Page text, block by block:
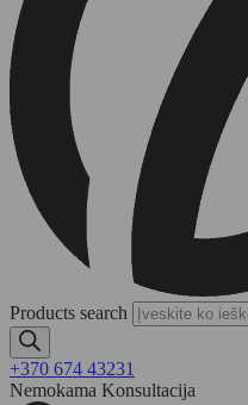
Products search
+370 674 43231
Nemokama Konsultacija